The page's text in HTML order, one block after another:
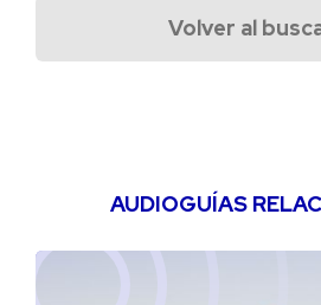
Volver al
AUDIOGUÍAS